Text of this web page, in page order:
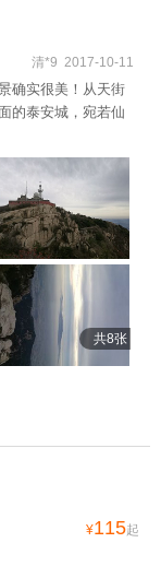
清*9 2017-10-11
确实很美！从天街
的泰安城，宛若仙
共8张
¥115起